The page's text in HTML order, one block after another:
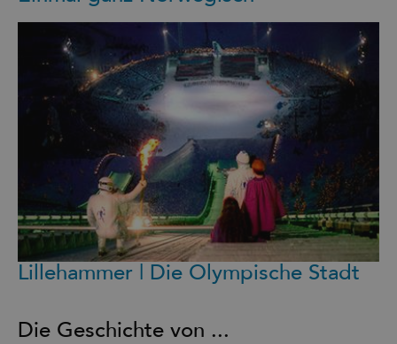
Lillehammer | Die Olympische Stadt
Die Geschichte von ...